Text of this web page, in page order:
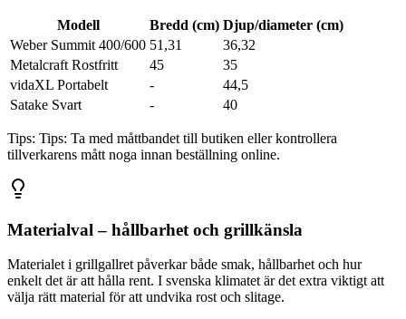
Modell Bredd (cm) Djup/diameter (cm)
Weber Summit 400/600 51,31
36,32
Metalcraft Rostfritt
45
35
vidaXL Portabelt
-
44,5
Satake Svart
- 40
Tips: Tips: Ta med måttbandet till butiken eller kontrollera
tillverkarens mått noga innan beställning online.
Materialval – hållbarhet och grillkänsla
Materialet i grillgallret påverkar både smak, hållbarhet och hur
enkelt det är att hålla rent. I svenska klimatet är det extra viktigt att
välja rätt material för att undvika rost och slitage.